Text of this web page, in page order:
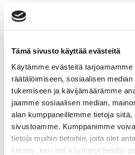
Tämä sivusto käyttää evästeitä
Käytämme evästeitä
räätälöimiseen, sosiaalisen
tukemiseen ja kävijämäärämme
jaamme sosiaalisen median,
alan kumppaneillemme tietoja
sivustoamme. Kumppanimme
tietoja muihin tietoihin, joita olet
kerätty, kun olet käyttänyt heidän
ESIINTYJIEN ILMOITTAUTUMINEN
Esiintyjien ilmoittautuminen ja
esiintyjät ja alle 6-vuotiaiden
Esiintyjien on tultava hyvissä
aikaa myös ilmoittautumiseen.
esiintymään tulevia oppilaita
ilmoittautumispisteessä nimellä
asiakaskorttinsa ilmoittautumisen
Pukuhuoneeseen pääsevät vain
läsnä oleviksi ilmoittautuneet
vuotiaiden huoltajat, joilla on
pyydämme vanhempia laittamaan